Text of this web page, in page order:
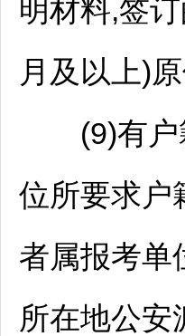
明材料,签
月及以上)
(9)有户籍
位所要求户
者属报考单
所在地公安